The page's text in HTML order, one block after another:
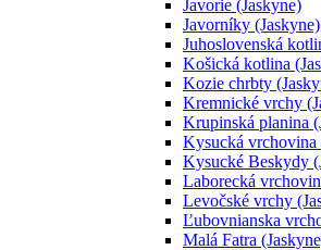
Javorie (Jaskyne)
Javorníky (Jaskyne)
Juhoslovenská
Košická kotlina
Kozie chrbty
Kremnické vrchy
Krupinská planina
Kysucká vrchovina
Kysucké Beskydy
Laborecká
Levočské vrchy
Ľubovnianska
Malá Fatra